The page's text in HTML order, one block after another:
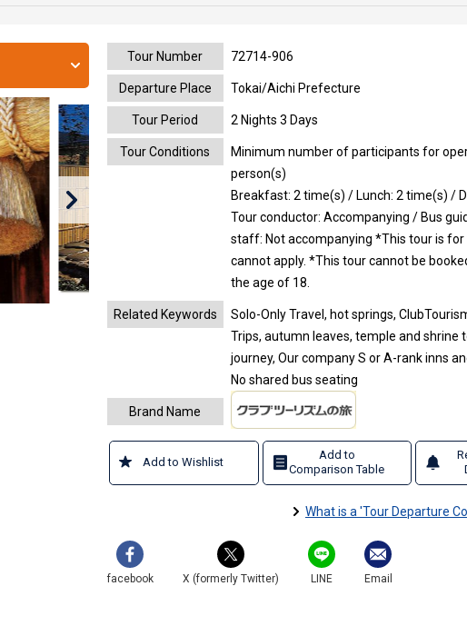
Tour Number 72714-906
Departure Place Tokai/Aichi Prefecture
Tour Period 2 Nights 3 Days
Tour Conditions
Minimum number of participants for
person(s)
Breakfast: 2 time(s) / Lunch: 2 time(s) /
Tour conductor: Accompanying / Bus
staff: Not accompanying *This tour is for
cannot apply. *This tour cannot be
the age of 18.
Related Keywords
Solo-Only Travel, hot springs,
Trips, autumn leaves, temple and shrine
journey, Our company S or A-rank inns
No shared bus seating
Brand Name
Add to Wishlist
Add to
Comparison Table
What is a 'Tour Departure
facebook X (formerly Twitter) LINE Email